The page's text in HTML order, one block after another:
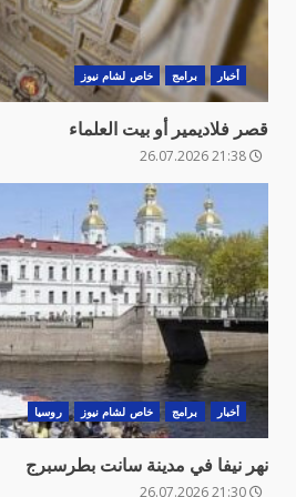
أخبار برامج خاص لشام نيوز
قصر فلاديمير أو بيت العلماء
أخبار برامج خاص لشام نيوز روسيا
نهر نيفا في مدينة سانت بطرسبرج